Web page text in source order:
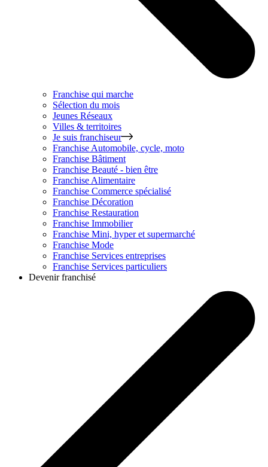
Franchise qui marche
Sélection du mois
Jeunes Réseaux
Villes & territoires
Je suis franchiseur
Franchise Automobile, cycle, moto
Franchise Bâtiment
Franchise Beauté - bien être
Franchise Alimentaire
Franchise Commerce spécialisé
Franchise Décoration
Franchise Restauration
Franchise Immobilier
Franchise Mini, hyper et supermarché
Franchise Mode
Franchise Services entreprises
Franchise Services particuliers
Devenir franchisé